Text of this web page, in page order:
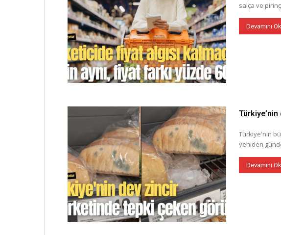
salça ve
Devamını
Türkiye'nin
yeniden
Devamını